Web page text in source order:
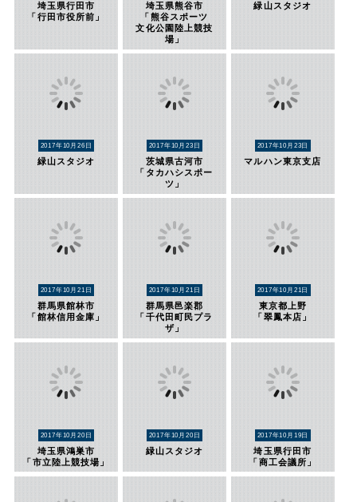
埼玉県行田市
「行田市役所前」
埼玉県熊谷市
「熊谷スポーツ
文化公園陸上競技
場」
緑山スタジオ
2017年10月26日
緑山スタジオ
2017年10月23日
茨城県古河市
「タカハシスポー
ツ」
2017年10月23日
マルハン東京支店
2017年10月21日
群馬県館林市
「館林信用金庫」
2017年10月21日
群馬県邑楽郡
「千代田町民プラ
ザ」
2017年10月21日
東京都上野
「翠鳳本店」
2017年10月20日
埼玉県鴻巣市
「市立陸上競技場」
2017年10月20日
緑山スタジオ
2017年10月19日
埼玉県行田市
「商工会議所」